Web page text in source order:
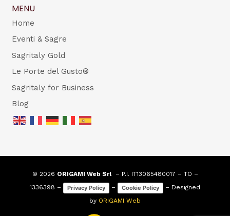
MENU
Home
Eventi & Sagre
Sagritaly Gold
Le Porte del Gusto®
Sagritaly for Business
Blog
© 2026 ORIGAMI Web Srl– P.I. IT13065480017 – TO –
1336398 –
Privacy Policy – Cookie Policy
– Designed
by ORIGAMI Web